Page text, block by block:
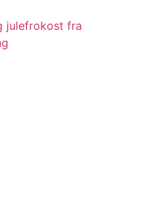
julefrokost fra